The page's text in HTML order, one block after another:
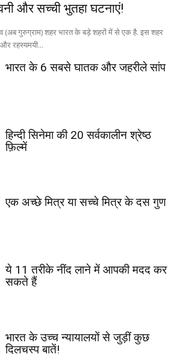
और सच्ची भुतहा घटनाएं!
(अब गुरुग्राम) शहर भारत के बड़े शहरों में से एक है. इस शहर
रहस्यमयी...
भारत के 6 सबसे घातक और जहरीले सांप
हिन्दी सिनेमा की 20 सर्वकालीन श्रेष्ठ
फ़िल्में
एक अच्छे मित्र या सच्चे मित्र के दस गुण
ये 11 तरीके नींद लाने में आपकी मदद कर
सकते हैं
भारत के उच्च न्यायालयों से जुड़ीं कुछ
दिलचस्प बातें!